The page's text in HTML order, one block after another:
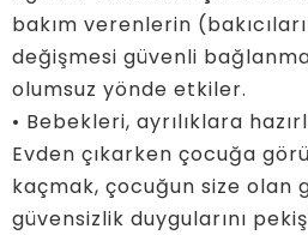
bakım verenlerin
değişmesi güvenli
olumsuz yönde etkiler.
• Bebekleri, ayrılıklara
Evden çıkarken çocuğa
kaçmak, çocuğun size olan
güvensizlik duygularını